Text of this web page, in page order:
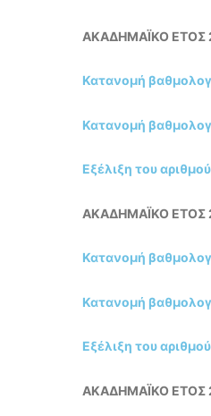
ΑΚΑΔΗΜΑΪΚΟ ΕΤΟΣ
Κατανομή
Κατανομή
Εξέλιξη του
ΑΚΑΔΗΜΑΪΚΟ ΕΤΟΣ
Κατανομή
Κατανομή
Εξέλιξη του
ΑΚΑΔΗΜΑΪΚΟ ΕΤΟΣ